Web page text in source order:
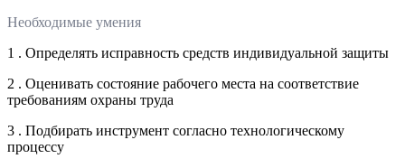
Необходимые умения
1 . Определять исправность средств индивидуальной защиты
2 . Оценивать состояние рабочего места на соответствие
требованиям охраны труда
3 . Подбирать инструмент согласно технологическому
процессу